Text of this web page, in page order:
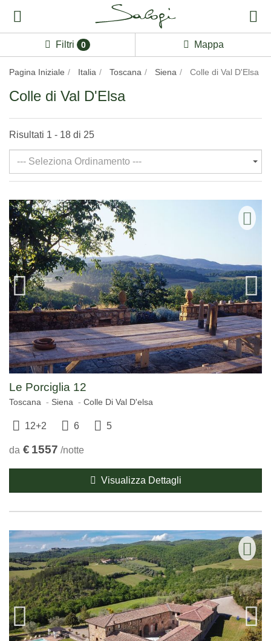
Filtri 0 Mappa
Pagina Iniziale Italia Toscana Siena Colle di Val D'Elsa
Colle di Val D'Elsa
Risultati 1 - 18 di 25
--- Seleziona Ordinamento ---
Le Porciglia 12
Toscana Siena Colle Di Val D'elsa
12+2 6 5
da € 1557 /notte
Visualizza Dettagli